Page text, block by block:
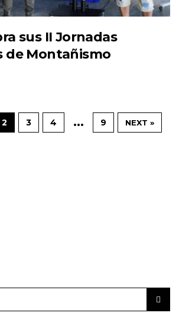
sus II Jornadas
de Montañismo
2 3 4 … 9 NEXT »